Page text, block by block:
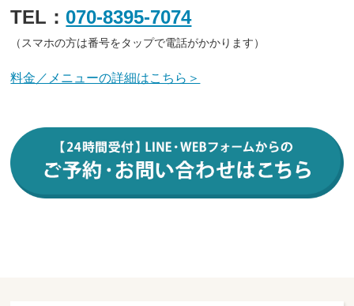
TEL： 070-8395-7074
（スマホの方は番号をタップで電話がかかります）
料金／メニューの詳細はこちら＞